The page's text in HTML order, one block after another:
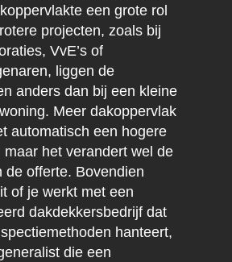
een grote rol
projecten, zoals bij
VvE’s of
liggen de
anders dan bij een kleine
Meer dakoppervlak
automatisch een hogere
maar het verandert wel de
de offerte. Bovendien
of je werkt met een
dakdekkersbedrijf dat
hanteert,
die een